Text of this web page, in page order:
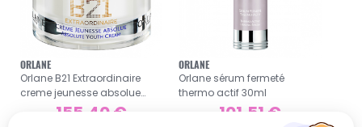
ORLANE
Orlane B21 Extraordinaire
creme jeunesse absolue
155,40 €
ORLANE
Orlane sérum fermeté
thermo actif 30ml
101,51 €